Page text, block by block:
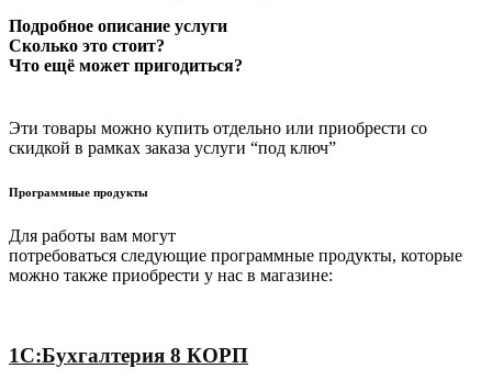
Подробное описание услуги
Сколько это стоит?
Что ещё может пригодиться?
Эти товары можно купить отдельно или приобрести со
скидкой в рамках заказа услуги “под ключ”
Программные продукты
Для работы вам могут
потребоваться следующие программные продукты, которые
можно также приобрести у нас в магазине:
1С:Бухгалтерия 8 КОРП